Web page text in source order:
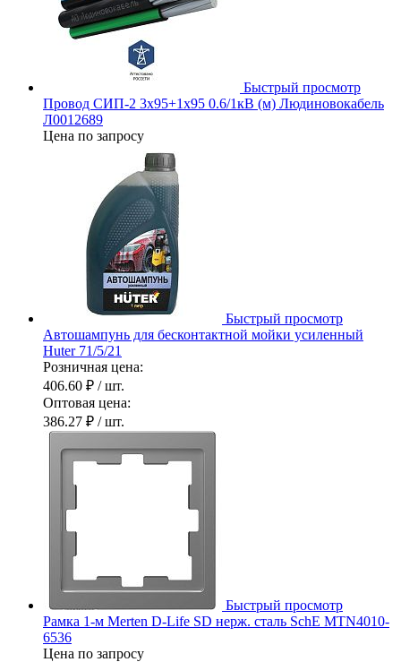
Быстрый просмотр
Провод СИП-2 3х95+1х95 0.6/1кВ (м) Людиновокабель
Л0012689
Цена по запросу
Быстрый просмотр
Автошампунь для бесконтактной мойки усиленный
Huter 71/5/21
Розничная цена:
406.60 ₽ / шт.
Оптовая цена:
386.27 ₽ / шт.
Быстрый просмотр
Рамка 1-м Merten D-Life SD нерж. сталь SchE MTN4010-
6536
Цена по запросу